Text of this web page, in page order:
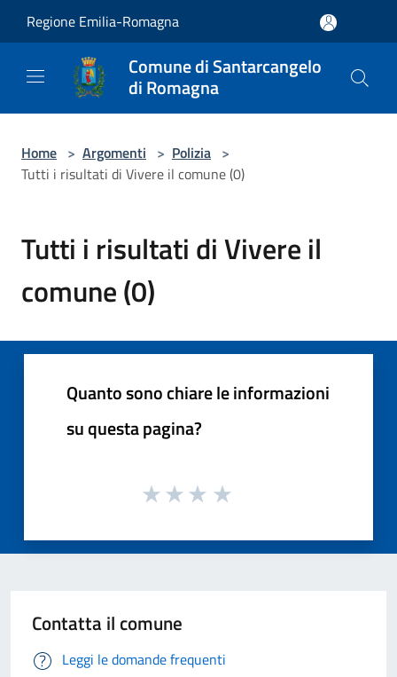
Regione Emilia-Romagna
Comune di Santarcangelo
di Romagna
Home > Argomenti > Polizia >
Tutti i risultati di Vivere il comune (0)
Tutti i risultati di Vivere il
comune (0)
Quanto sono chiare le informazioni
su questa pagina?
Contatta il comune
Leggi le domande frequenti